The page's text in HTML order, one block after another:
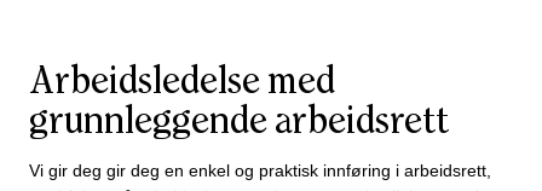
Arbeidsledelse med
grunnleggende arbeidsrett
Vi gir deg gir deg en enkel og praktisk innføring i arbeidsrett,